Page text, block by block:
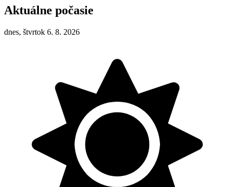
Aktuálne počasie
dnes, štvrtok 6. 8. 2026